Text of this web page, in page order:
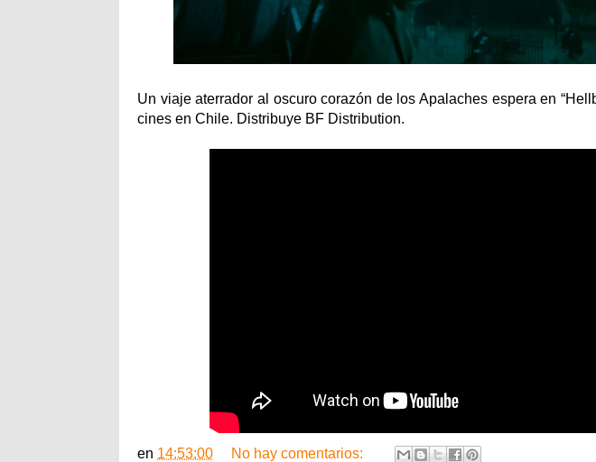
Un viaje aterrador al oscuro corazón de los Apalaches espera en
cines en Chile. Distribuye BF Distribution.
en 14:53:00
No hay comentarios: